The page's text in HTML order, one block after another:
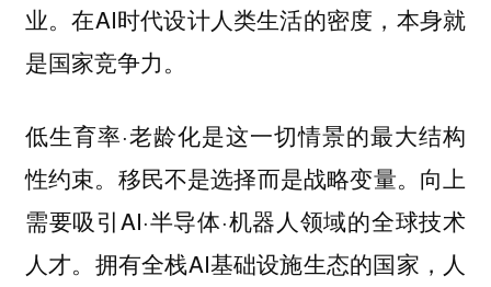
业。在AI时代设计人类生活的密度，本身就
是国家竞争力。
低生育率·老龄化是这一切情景的最大结构
性约束。移民不是选择而是战略变量。向上
需要吸引AI·半导体·机器人领域的全球技术
人才。拥有全栈AI基础设施生态的国家，人